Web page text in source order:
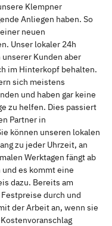
Klempner
Anliegen haben. So
neuen
Unser lokaler 24h
Kunden aber
im Hinterkopf behalten.
sich meistens
und haben gar keine
zu helfen. Dies passiert
Partner in
können unseren lokalen
zu jeder Uhrzeit, an
Werktagen fängt ab
es kommt eine
dazu. Bereits am
durch und
der Arbeit an, wenn sie